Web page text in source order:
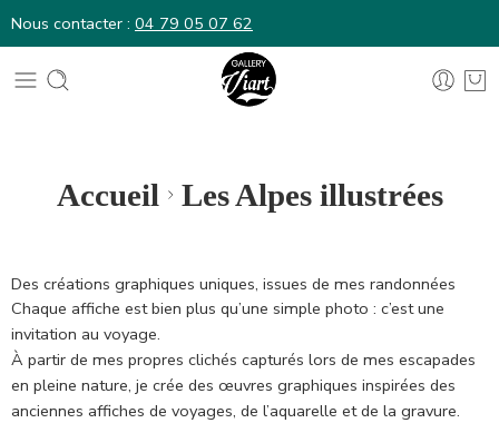
Nous contacter : 04 79 05 07 62
Accueil Les Alpes illustrées
Des créations graphiques uniques, issues de mes randonnées
Chaque affiche est bien plus qu’une simple photo : c’est une
invitation au voyage.
À partir de mes propres clichés capturés lors de mes escapades
en pleine nature, je crée des œuvres graphiques inspirées des
anciennes affiches de voyages, de l’aquarelle et de la gravure.